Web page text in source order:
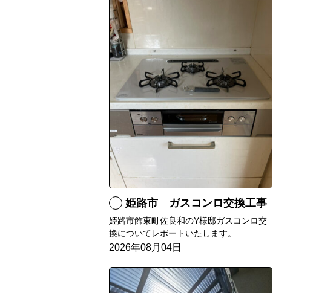
姫路市 ガスコンロ交換工事
姫路市飾東町佐良和のY様邸ガスコンロ交
換についてレポートいたします。...
2026年08月04日